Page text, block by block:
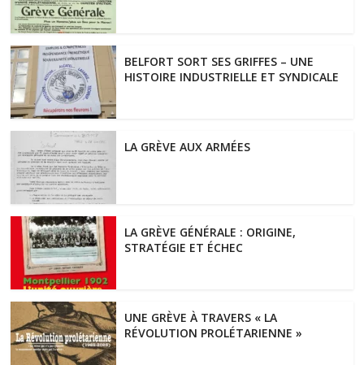
BELFORT SORT SES GRIFFES – UNE
HISTOIRE INDUSTRIELLE ET SYNDICALE
LA GRÈVE AUX ARMÉES
LA GRÈVE GÉNÉRALE : ORIGINE,
STRATÉGIE ET ÉCHEC
UNE GRÈVE À TRAVERS « LA
RÉVOLUTION PROLÉTARIENNE »